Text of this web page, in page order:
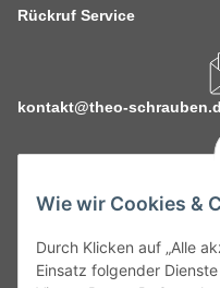
Wie wir Cookies &
Durch Klicken auf „Alle
Einsatz folgender
Rückruf Service
kontakt@theo-
Service